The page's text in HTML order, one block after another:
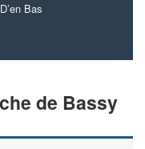
Bas
de Bassy